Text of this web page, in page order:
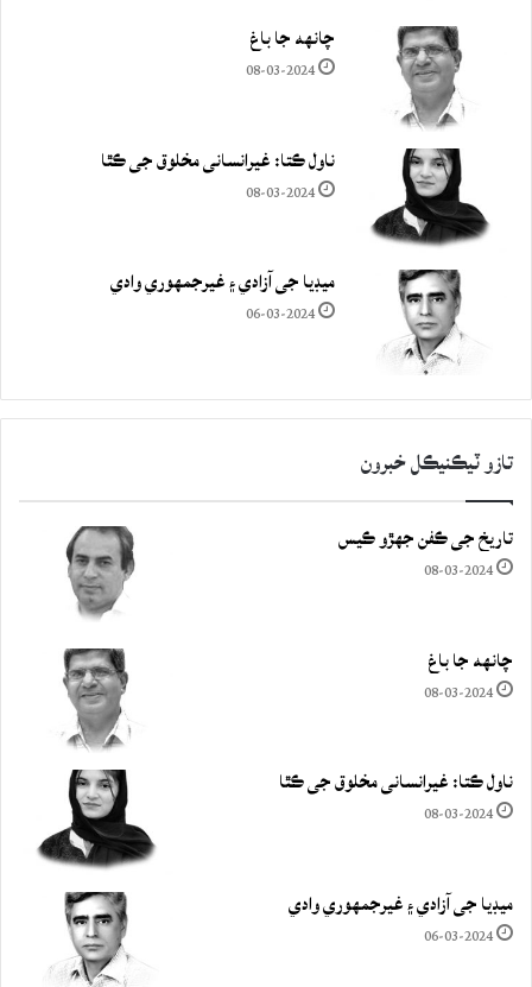
چانهه جا باغ
08-03-2024
ناول ڪتا: غيرانساني مخلوق جي ڪٿا
08-03-2024
ميڊيا جي آزادي ۽ غيرجمھوري وادي
06-03-2024
تازو ٽيڪنيڪل خبرون
تاريخ جي ڪفن جھڙو ڪيس
08-03-2024
چانهه جا باغ
08-03-2024
ناول ڪتا: غيرانساني مخلوق جي ڪٿا
08-03-2024
ميڊيا جي آزادي ۽ غيرجمھوري وادي
06-03-2024